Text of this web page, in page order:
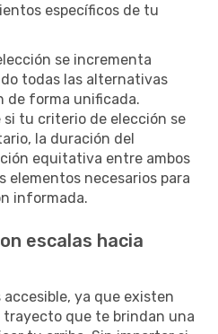
específicos de tu
se incrementa
todas las alternativas
de forma unificada.
tu criterio de elección se
la duración del
equitativa entre ambos
elementos necesarios para
informada.
escalas hacia
accesible, ya que existen
que te brindan una